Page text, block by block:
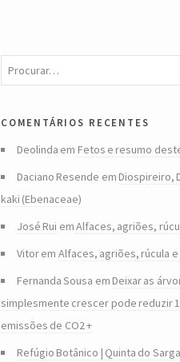
comentários recentes
Deolinda em Fetos e resumo
Daciano Resende em Diospireiro,
kaki (Ebenaceae)
José Rui emAlfaces, agriões,
Vitorem Alfaces, agriões, rúcula e
Fernanda Sousa em Deixar as
simplesmente crescer pode reduzir
emissões de CO2 +
Refúgio Botânico | Quinta do